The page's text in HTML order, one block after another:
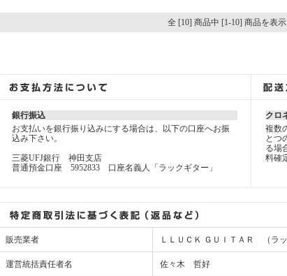
全 [10] 商品中 [1-10] 商品を表示
銀行振込
お支払いを銀行振り込みにする場合は、以下の口座へお振
込み下さい。
三菱UFJ銀行 神田支店
普通預金口座 5952833 口座名義人「ラックギター」
クロ
複数
とつ
る場
料確
販売業者 ＬＬＵＣＫ ＧＵＩＴＡＲ （ラッ
運営統括責任者名 佐々木 哲好